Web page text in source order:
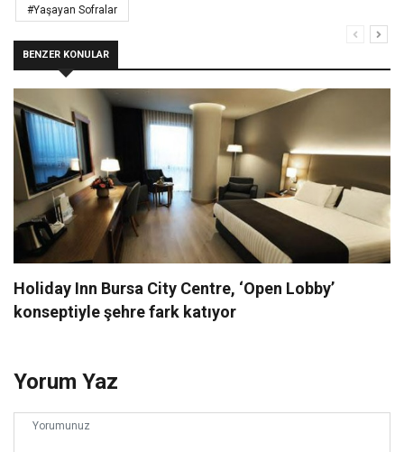
#Yaşayan Sofralar
BENZER KONULAR
Holiday Inn Bursa City Centre, ‘Open Lobby’
konseptiyle şehre fark katıyor
Yorum Yaz